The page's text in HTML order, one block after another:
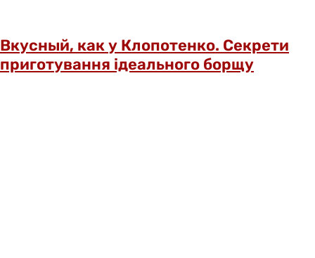
Вкусный, как у Клопотенко. Секрети
приготування ідеального борщу